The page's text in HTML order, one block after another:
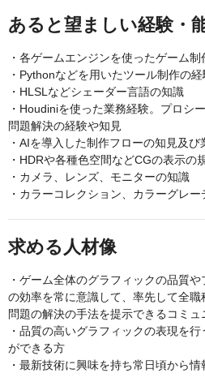
あると望ましい経験・
・各ゲームエンジンを使ったゲーム
・Pythonなどを用いたツール制作の経
・HLSLなどシェーダー言語の知識
・Houdiniを使った業務経験。プロシ
問題解決の経験や知見
・AIを導入した制作フローの知見及び
・HDRや各種色空間などCGの表示の
・カメラ、レンズ、モニターの知識
・カラーコレクション、カラーグレ
求める人材像
・ゲーム全体のグラフィックの品質
の効率を常に意識して、率先して全
問題の解決の手法を提示できるコミ
・品質の高いグラフィックの表現を
ができる方
・最新技術に興味を持ち常日頃から